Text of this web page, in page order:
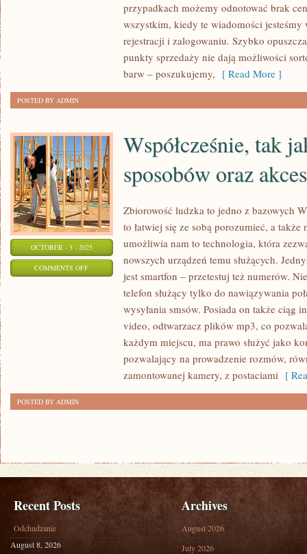
NIEZBĘDNYM
POSIADANIE
INTERNETOWEJ
DOTYCZĄCEJ
przypadkach możemy odnotować brak
wszystkim, kiedy te wiadomości
rejestracji i zalogowaniu. Szybko
punkty sprzedaży nie dają możliwości
barw – poszukujemy, [ Read More ]
POSTED BY ADMIN
OCTOBER - 3 - 2025
COMMENTS OFFON
WSPÓŁCZEŚNIE,
Współcześnie, tak
sposobów oraz
Zbiorowość ludzka to jedno z bazowych
to łatwiej się ze sobą porozumieć, a
umożliwia nam to technologia, która
nowszych urządzeń temu służących.
jest smartfon – przetestuj też numerów.
telefon służący tylko do nawiązywania
wysyłania smsów. Posiada on także ciąg
video, odtwarzacz plików mp3, co
każdym miejscu, ma prawo służyć jako
pozwalający na prowadzenie rozmów,
zamontowanej kamery, z postaciami [
POSTED BY ADMIN
Recent Posts
Odchudzanie
August 8, 2026
Archives
August 2026
July 2026